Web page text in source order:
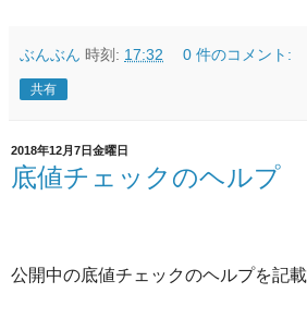
ぶんぶん 時刻: 17:32 0 件のコメント:
共有
2018年12月7日金曜日
底値チェックのヘルプ
公開中の底値チェックのヘルプを記載